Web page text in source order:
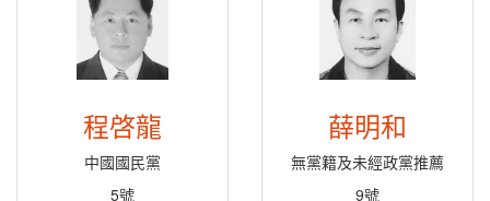
程啓龍
中國國民黨
5號
薛明和
無黨籍及未經政黨推薦
9號